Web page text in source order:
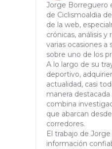
Jorge Borreguero
de Ciclismoaldia
de la web,
crónicas, análisis
varias ocasiones
sobre uno de los
A lo largo de su
deportivo,
actualidad, casi
manera
combina
que abarcan
corredores.
El trabajo de
información